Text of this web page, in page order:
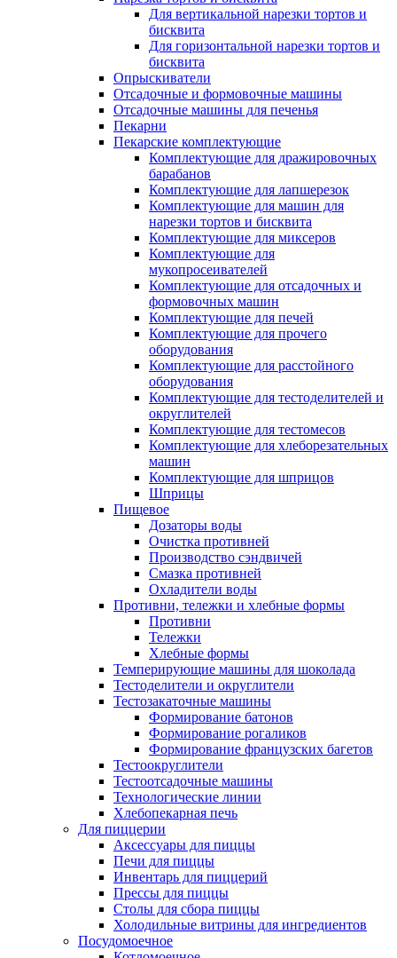
Для вертикальной нарезки тортов и
бисквита
Для горизонтальной нарезки тортов и
бисквита
Опрыскиватели
Отсадочные и формовочные машины
Отсадочные машины для печенья
Пекарни
Пекарские комплектующие
Комплектующие для дражировочных
барабанов
Комплектующие для лапшерезок
Комплектующие для машин для
нарезки тортов и бисквита
Комплектующие для миксеров
Комплектующие для
мукопросеивателей
Комплектующие для отсадочных и
формовочных машин
Комплектующие для печей
Комплектующие для прочего
оборудования
Комплектующие для расстойного
оборудования
Комплектующие для тестоделителей и
округлителей
Комплектующие для тестомесов
Комплектующие для хлеборезательных
машин
Комплектующие для шприцов
Шприцы
Пищевое
Дозаторы воды
Очистка противней
Производство сэндвичей
Смазка противней
Охладители воды
Противни, тележки и хлебные формы
Противни
Тележки
Хлебные формы
Темперирующие машины для шоколада
Тестоделители и округлители
Тестозакаточные машины
Формирование батонов
Формирование рогаликов
Формирование французских багетов
Тестоокруглители
Тестоотсадочные машины
Технологические линии
Хлебопекарная печь
Для пиццерии
Аксессуары для пиццы
Печи для пиццы
Инвентарь для пиццерий
Прессы для пиццы
Столы для сбора пиццы
Холодильные витрины для ингредиентов
Посудомоечное